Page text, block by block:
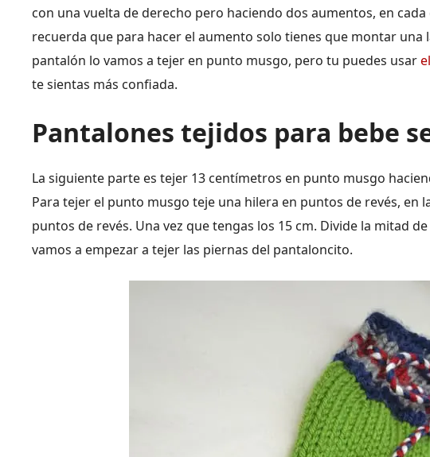
con una vuelta de derecho pero haciendo dos aumentos, en
recuerda que para hacer el aumento solo tienes que montar
pantalón lo vamos a tejer en punto musgo, pero tu puedes usar
te sientas más confiada.
Pantalones tejidos para bebe
La siguiente parte es tejer 13 centímetros en punto musgo
Para tejer el punto musgo teje una hilera en puntos de revés, en
puntos de revés. Una vez que tengas los 15 cm. Divide la mitad
vamos a empezar a tejer las piernas del pantaloncito.